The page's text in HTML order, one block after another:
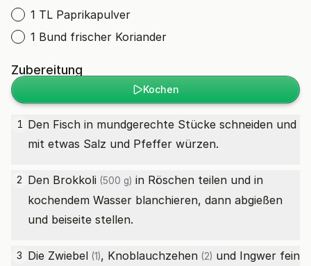
1 TL Paprikapulver
1 Bund frischer Koriander
Zubereitung
Kochen
1 Den Fisch in mundgerechte Stücke schneiden und
mit etwas Salz und Pfeffer würzen.
2 Den Brokkoli (500 g) in Röschen teilen und in
kochendem Wasser blanchieren, dann abgießen
und beiseite stellen.
3 Die Zwiebel (1), Knoblauchzehen (2) und Ingwer fein